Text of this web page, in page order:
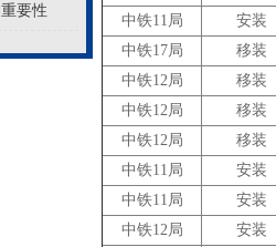
要性
中铁11局
安装
中铁17局
移装
中铁12局
移装
中铁12局
移装
中铁12局
移装
中铁11局
安装
中铁11局
安装
中铁12局
安装